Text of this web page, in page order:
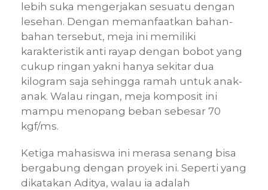
lebih suka mengerjakan sesuatu dengan
lesehan. Dengan memanfaatkan bahan-
bahan tersebut, meja ini memiliki
karakteristik anti rayap dengan bobot yang
cukup ringan yakni hanya sekitar dua
kilogram saja sehingga ramah untuk anak-
anak. Walau ringan, meja komposit ini
mampu menopang beban sebesar 70
kgf/ms.
Ketiga mahasiswa ini merasa senang bisa
bergabung dengan proyek ini. Seperti yang
dikatakan Aditya, walau ia adalah